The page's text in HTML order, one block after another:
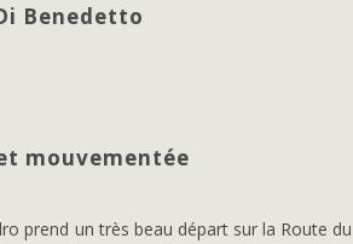
Benedetto
mouvementée
prend un très beau départ sur la Route du